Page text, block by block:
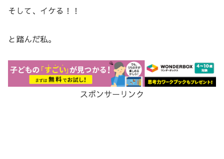
そして、イケる！！
と踏んだ私。
スポンサーリンク